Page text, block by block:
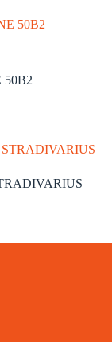
50B2